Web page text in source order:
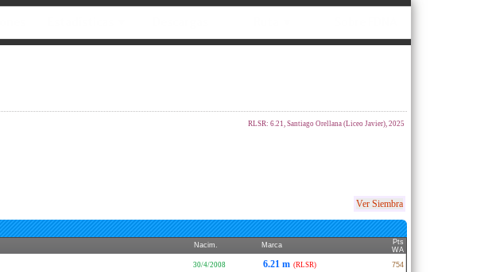
RLSR: 6.21, Santiago Orellana (Liceo Javier), 2025
Ver Siembra
Nacim. Marca
Pts
WA
30/4/2008 6.21 m (RLSR) 754